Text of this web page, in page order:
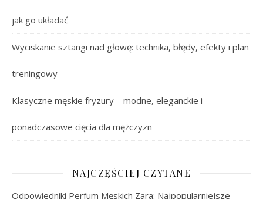
jak go układać
Wyciskanie sztangi nad głowę: technika, błędy, efekty i plan
treningowy
Klasyczne męskie fryzury – modne, eleganckie i
ponadczasowe cięcia dla mężczyzn
NAJCZĘŚCIEJ CZYTANE
Odpowiedniki Perfum Męskich Zara: Najpopularniejsze